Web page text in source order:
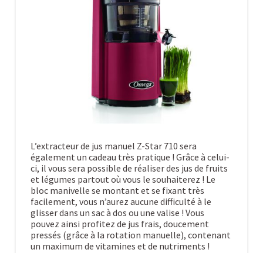
L’extracteur de jus manuel Z-Star 710 sera
également un cadeau très pratique ! Grâce à celui-
ci, il vous sera possible de réaliser des jus de fruits
et légumes partout où vous le souhaiterez ! Le
bloc manivelle se montant et se fixant très
facilement, vous n’aurez aucune difficulté à le
glisser dans un sac à dos ou une valise ! Vous
pouvez ainsi profitez de jus frais, doucement
pressés (grâce à la rotation manuelle), contenant
un maximum de vitamines et de nutriments !